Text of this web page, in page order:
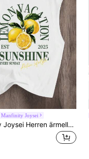
Manfinity Joysei
Manfinity Joysei Herren ärmelloses Tanktop in Standardgröße, weiß mit Zitronen-Fruchtmuster, geeignet für Sommer und Urlaub